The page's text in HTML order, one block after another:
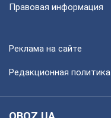
Правовая информация
Реклама на сайте
Редакционная политика